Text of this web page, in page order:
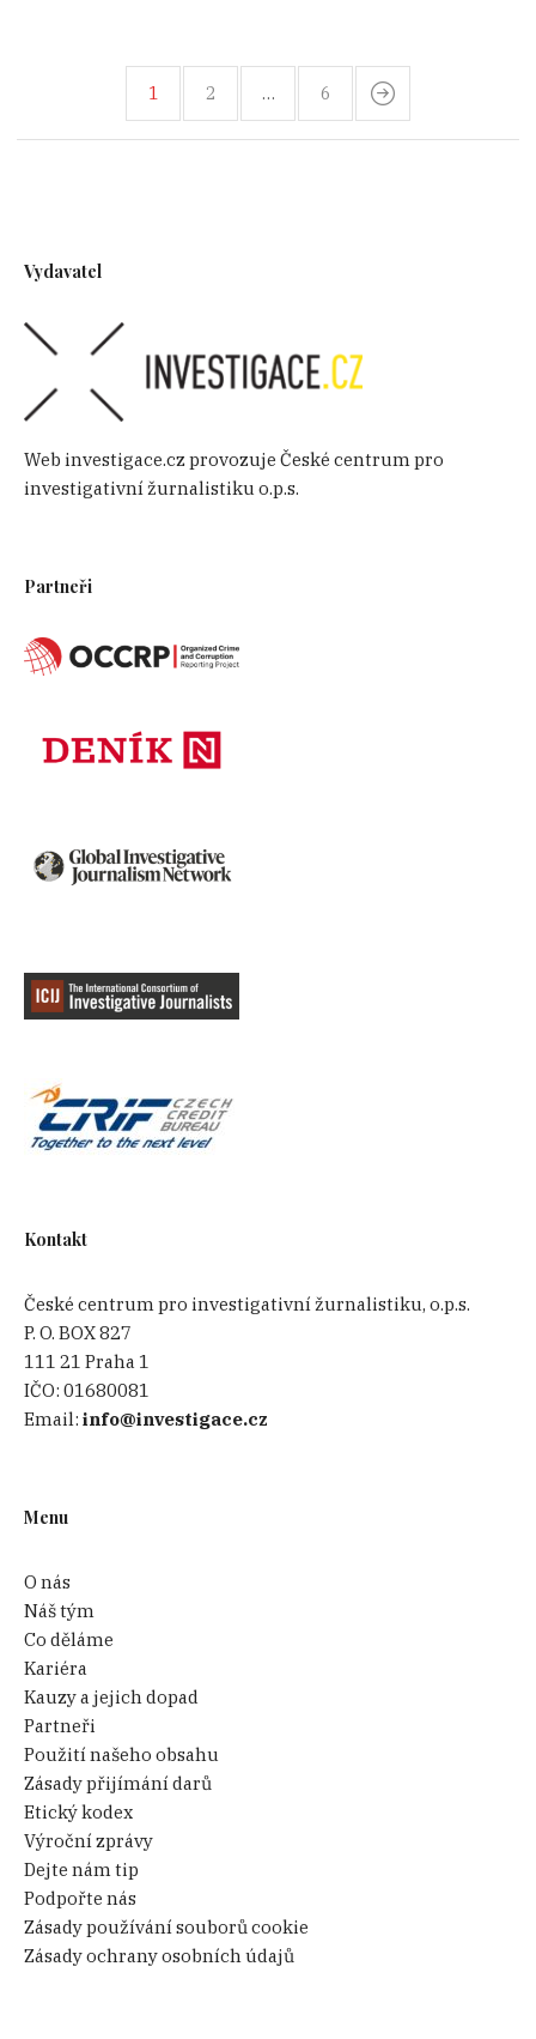
1 2 … 6
Vydavatel
Web investigace.cz provozuje České centrum pro
investigativní žurnalistiku o.p.s.
Partneři
Kontakt
České centrum pro investigativní žurnalistiku, o.p.s.
P. O. BOX 827
111 21 Praha 1
IČO:01680081
Email:info@investigace.cz
Menu
O nás
Náš tým
Co děláme
Kariéra
Kauzy a jejich dopad
Partneři
Použití našeho obsahu
Zásady přijímání darů
Etický kodex
Výroční zprávy
Dejte nám tip
Podpořte nás
Zásady používání souborů cookie
Zásady ochrany osobních údajů